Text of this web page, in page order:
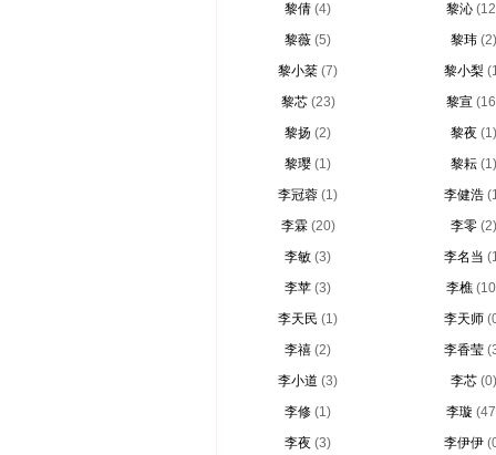
黎倩 (4) 黎沁
黎薇 (5) 黎玮 (2)
黎小棻 (7) 黎小梨
黎芯 (23) 黎宣
黎扬 (2) 黎夜 (1)
黎璎 (1) 黎耘 (1)
李冠蓉 (1) 李健浩
李霖 (20) 李零 (2)
李敏 (3) 李名当
李苹 (3) 李樵
李天民 (1) 李天师
李禧 (2) 李香莹
李小道 (3) 李芯 (0)
李修 (1) 李璇
李夜 (3) 李伊伊